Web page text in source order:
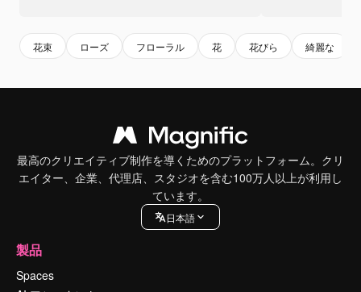
花束 ローズ フローラル 花 花びら 綺麗な
最高のクリエイティブ制作を導くためのプラットフォーム。クリ
エイター、企業、代理店、スタジオを含む100万人以上が利用し
ています。
日本語
製品
Spaces